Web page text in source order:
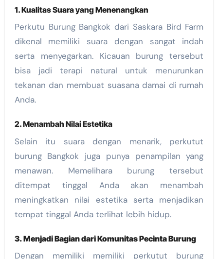
1. Kualitas Suara yang Menenangkan
Perkutu Burung Bangkok dari Saskara Bird Farm
dikenal memiliki suara dengan sangat indah
serta menyegarkan. Kicauan burung tersebut
bisa jadi terapi natural untuk menurunkan
tekanan dan membuat suasana damai di rumah
Anda.
2. Menambah Nilai Estetika
Selain itu suara dengan menarik, perkutut
burung Bangkok juga punya penampilan yang
menawan. Memelihara burung tersebut
ditempat tinggal Anda akan menambah
meningkatkan nilai estetika serta menjadikan
tempat tinggal Anda terlihat lebih hidup.
3. Menjadi Bagian dari Komunitas Pecinta Burung
Dengan memiliki memiliki perkutut burung